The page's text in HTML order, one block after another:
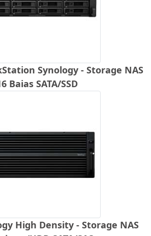
Synology - Storage NAS
Baias SATA/SSD
High Density - Storage NAS